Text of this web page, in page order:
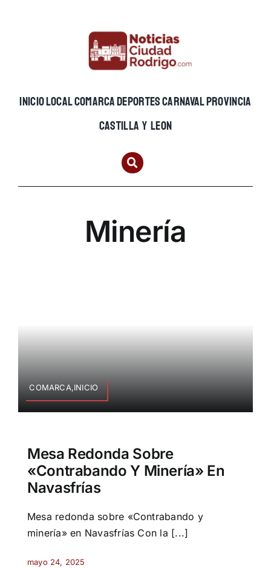
INICIOLOCALCOMARCADEPORTESCARNAVALPROVINCIA
CASTILLA Y LEON
Minería
COMARCA,INICIO
Mesa Redonda Sobre
«Contrabando Y Minería» En
Navasfrías
Mesa redonda sobre «Contrabando y
minería» en Navasfrías Con la [...]
mayo 24, 2025